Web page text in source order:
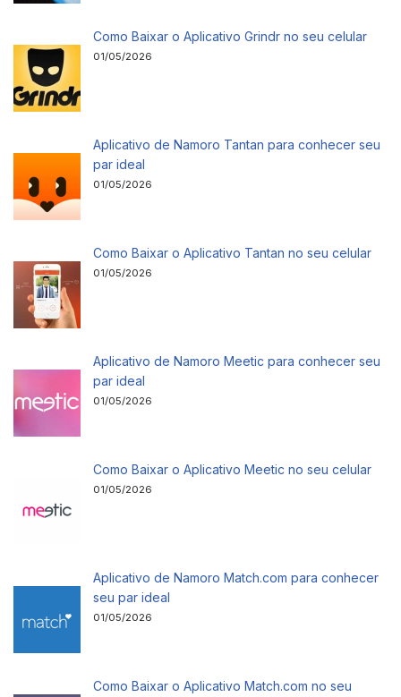
Como Baixar o Aplicativo Grindr no seu celular
01/05/2026
Aplicativo de Namoro Tantan para conhecer seu
par ideal
01/05/2026
Como Baixar o Aplicativo Tantan no seu celular
01/05/2026
Aplicativo de Namoro Meetic para conhecer seu
par ideal
01/05/2026
Como Baixar o Aplicativo Meetic no seu celular
01/05/2026
Aplicativo de Namoro Match.com para conhecer
seu par ideal
01/05/2026
Como Baixar o Aplicativo Match.com no seu